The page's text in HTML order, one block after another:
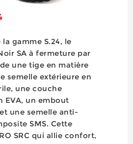
gamme S.24, le
SA à fermeture par
une tige en matière
semelle extérieure en
une couche
EVA, un embout
une semelle anti-
SMS. Cette
SRC qui allie confort,